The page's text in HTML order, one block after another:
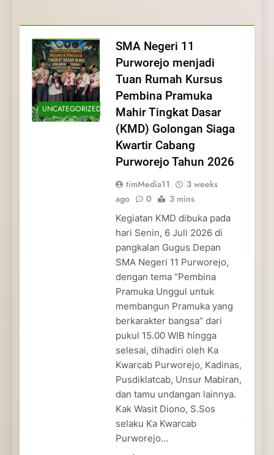
dan Pengabdian Generasi
Pramuka
Pramuka
Kepedulian
UNCATEGORIZED
SMA Negeri 11
Purworejo menjadi
Tuan Rumah Kursus
Pembina Pramuka
Mahir Tingkat Dasar
(KMD) Golongan Siaga
Kwartir Cabang
Purworejo Tahun 2026
timMedia11
3 weeks
ago
0 3 mins
Kegiatan KMD dibuka pada
hari Senin, 6 Juli 2026 di
pangkalan Gugus Depan
SMA Negeri 11 Purworejo,
dengan tema “Pembina
Pramuka Unggul untuk
membangun Pramuka yang
berkarakter bangsa” dari
pukul 15.00 WIB hingga
selesai, dihadiri oleh Ka
Kwarcab Purworejo, Kadinas,
Pusdiklatcab, Unsur Mabiran,
dan tamu undangan lainnya.
Kak Wasit Diono, S.Sos
selaku Ka Kwarcab
Purworejo…